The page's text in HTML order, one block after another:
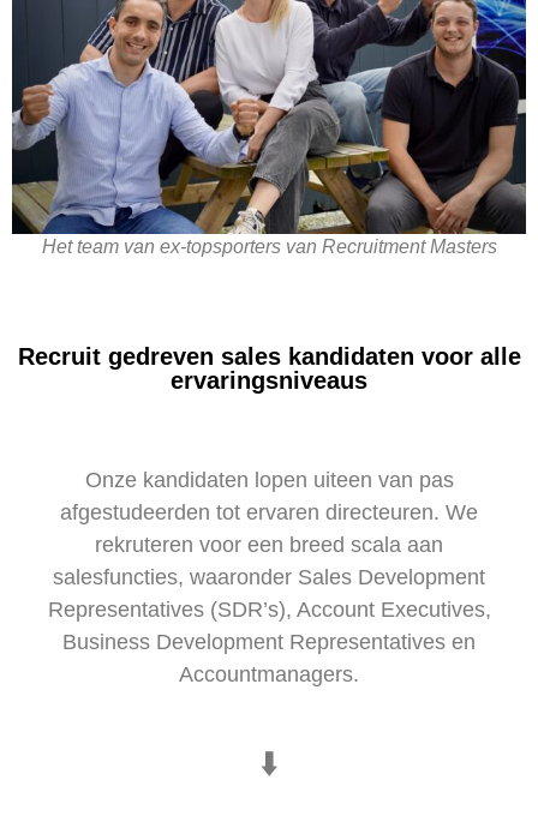
Het team van ex-topsporters van Recruitment Masters
Recruit gedreven sales kandidaten voor alle
ervaringsniveaus
Onze kandidaten lopen uiteen van pas
afgestudeerden tot ervaren directeuren. We
rekruteren voor een breed scala aan
salesfuncties, waaronder Sales Development
Representatives (SDR’s), Account Executives,
Business Development Representatives en
Accountmanagers.
⬇️